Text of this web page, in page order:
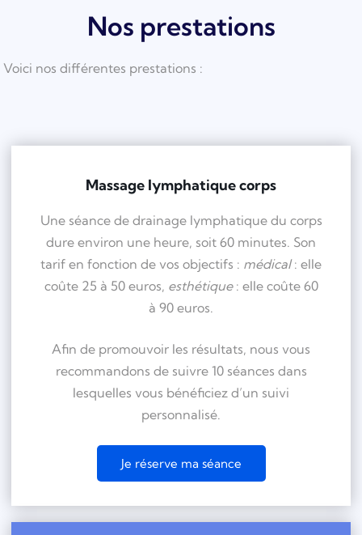
Nos prestations
Voici nos différentes prestations :
Massage lymphatique corps
Une séance de drainage lymphatique du corps
dure environ une heure, soit 60 minutes. Son
tarif en fonction de vos objectifs : médical: elle
coûte 25 à 50 euros, esthétique: elle coûte 60
à 90 euros.
Afin de promouvoir les résultats, nous vous
recommandons de suivre 10 séances dans
lesquelles vous bénéficiez d’un suivi
personnalisé.
Je réserve ma séance